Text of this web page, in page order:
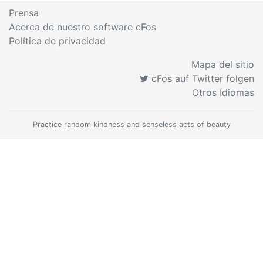
Prensa
Acerca de nuestro software cFos
Política de privacidad
Mapa del sitio
cFos auf Twitter folgen
Otros Idiomas
Practice random kindness and senseless acts of beauty